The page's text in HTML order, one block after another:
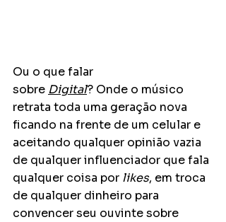
Ou o que falar
sobre Digital? Onde o músico
retrata toda uma geração nova
ficando na frente de um celular e
aceitando qualquer opinião vazia
de qualquer influenciador que fala
qualquer coisa por likes, em troca
de qualquer dinheiro para
convencer seu ouvinte sobre